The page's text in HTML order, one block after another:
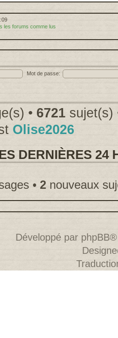
les forums comme lus
Mot de passe:
• 6721 sujet(s)
Olise2026
DERNIÈRES 24
• 2 nouveaux
Développé par phpBB®